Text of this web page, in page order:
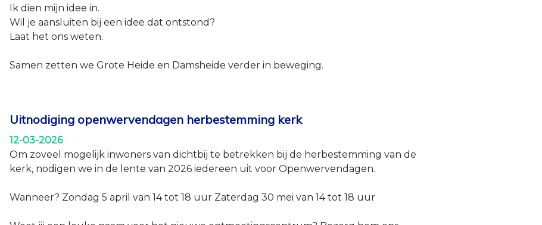
Ik dien mijn idee in.
Wil je aansluiten bij een idee dat ontstond?
Laat het ons weten.
Samen zetten we Grote Heide en Damsheide verder in beweging.
Uitnodiging openwervendagen herbestemming kerk
12-03-2026
Om zoveel mogelijk inwoners van dichtbij te betrekken bij de herbestemming van de
kerk, nodigen we in de lente van 2026 iedereen uit voor Openwervendagen.
Wanneer? Zondag 5 april van 14 tot 18 uur Zaterdag 30 mei van 14 tot 18 uur